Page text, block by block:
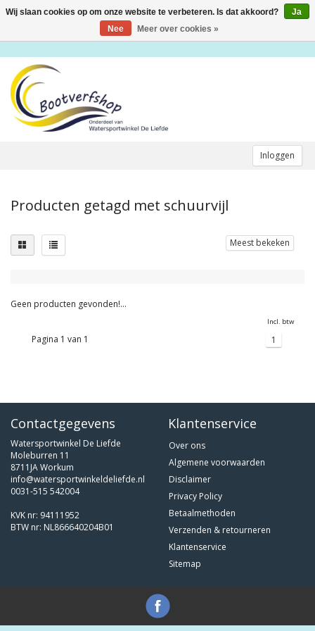
Inloggen
Toggle
Producten getagd met schuurvijl
Meest bekeken
Geen producten gevonden!...
Incl. btw
Pagina 1 van 1 1
Contactgegevens
Watersportwinkel De Liefde
Moleburren 11
8711JA Workum
info@watersportwinkeldeliefde.nl
0031-515 542004
KVK nr: 94111952
BTW nr: NL866640204B01
Klantenservice
Over ons
Algemene voorwaarden
Disclaimer
Privacy Policy
Betaalmethoden
Verzenden & retourneren
Klantenservice
Sitemap
Wij slaan cookies op om onze website te verbeteren. Is dat akkoord?
Ja
Nee
Meer over cookies »